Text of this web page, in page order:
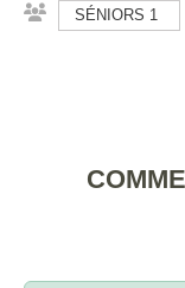
SÉNIORS 1